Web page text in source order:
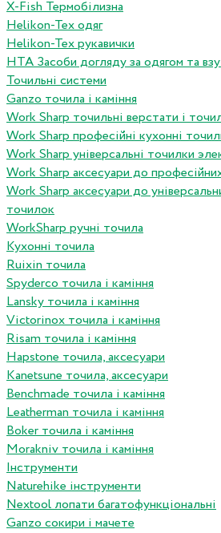
X-Fish Термобілизна
Helikon-Tex одяг
Helikon-Tex рукавички
HTA Засоби догляду за одягом та
Точильні системи
Ganzo точила і каміння
Work Sharp точильні верстати і
Work Sharp професiйнi кухоннi
Work Sharp унiверсальнi точилки
Work Sharp аксесуари до
Work Sharp аксесуари до
точилок
WorkSharp ручні точила
Кухонні точила
Ruixin точила
Spyderco точила і каміння
Lansky точила і каміння
Victorinox точила і каміння
Risam точила і каміння
Hapstone точила, аксесуари
Kanetsune точила, аксесуари
Benchmade точила і каміння
Leatherman точила і каміння
Boker точила і каміння
Morakniv точила і каміння
Інструменти
Naturehike інструменти
Nextool лопати багатофункціональні
Ganzo сокири і мачете